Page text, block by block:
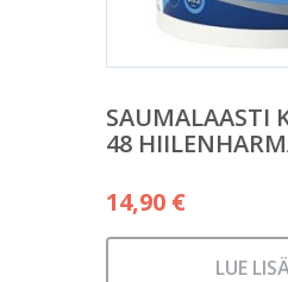
SAUMALAASTI
48
14,90 €
LUE